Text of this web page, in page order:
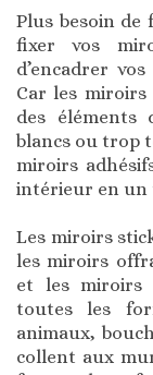
Plus besoin
fixer vos
d’encadrer
Car les
des éléments
blancs ou trop
miroirs
intérieur en un
Les miroirs
les miroirs
et les miroirs
toutes les
animaux,
collent aux